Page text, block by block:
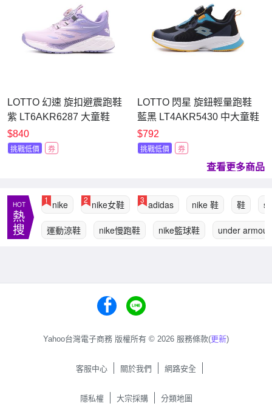
LOTTO 幻速 旋扣避震跑鞋
紫 LT6AKR6287 大童鞋
$840
挑戰低價 券
LOTTO 閃星 旋鈕輕量跑鞋
藍黑 LT4AKR5430 中大童鞋
$792
挑戰低價 券
查看更多商品
HOT
熱
搜
1 nike 2 nike女鞋 3 adidas nike 鞋 鞋
運動涼鞋 nike慢跑鞋 nike籃球鞋 under armour
Yahoo台灣電子商務 版權所有 © 2026 服務條款(更新)
客服中心 關於我們 網路安全
隱私權 大宗採購 分類地圖